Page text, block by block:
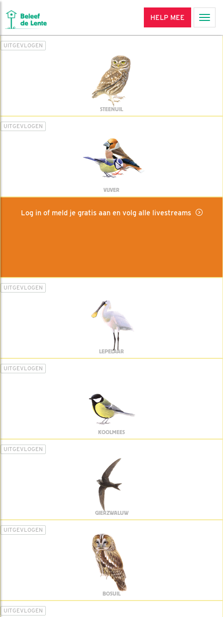
HELP MEE
UITGEVLOGEN
STEENUIL
UITGEVLOGEN
VIJVER
Log in of meld je gratis aan en volg alle livestreams
UITGEVLOGEN
LEPELAAR
UITGEVLOGEN
KOOLMEES
UITGEVLOGEN
GIERZWALUW
UITGEVLOGEN
BOSUIL
UITGEVLOGEN